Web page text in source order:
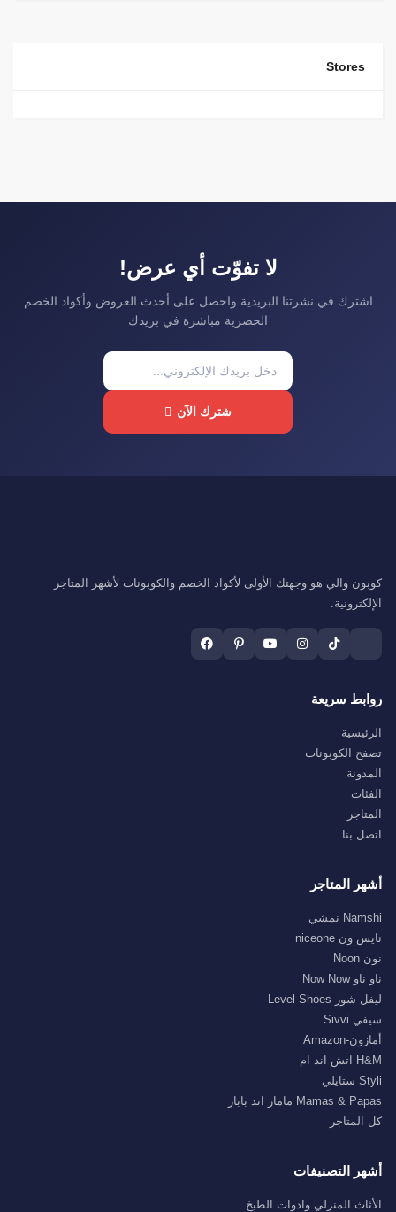
Stores
لا تفوّت أي عرض!
اشترك في نشرتنا البريدية واحصل على أحدث العروض وأكواد الخصم
الحصرية مباشرة في بريدك
شترك الآن
كوبون والي هو وجهتك الأولى لأكواد الخصم والكوبونات لأشهر المتاجر
الإلكترونية.
روابط سريعة
الرئيسية
تصفح الكوبونات
المدونة
الفئات
المتاجر
اتصل بنا
أشهر المتاجر
Namshi نمشي
نايس ون niceone
نون Noon
ناو ناو Now Now
ليفل شوز Level Shoes
سيفي Sivvi
أمازون-Amazon
H&M اتش اند ام
Styli ستايلي
Mamas & Papas ماماز اند باباز
كل المتاجر
أشهر التصنيفات
الأثاث المنزلي وادوات الطبخ